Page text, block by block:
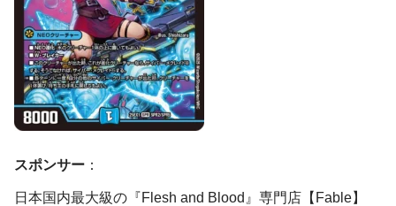
スポンサー ：
日本国内最大級の『Flesh and Blood』専門店【Fable】